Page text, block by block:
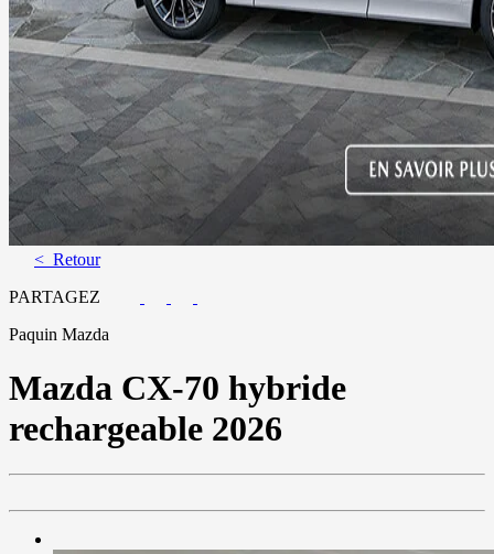
< Retour
PARTAGEZ
Paquin Mazda
Mazda CX-70 hybride
rechargeable 2026